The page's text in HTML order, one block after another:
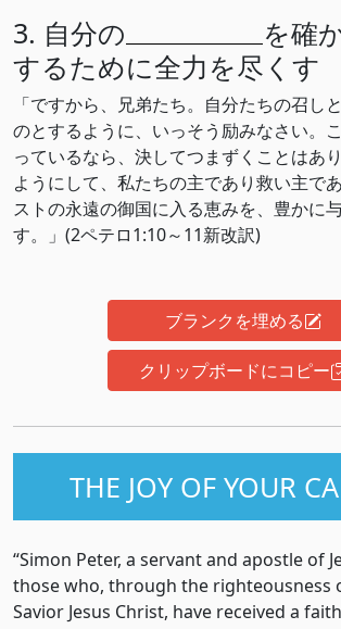
3. 自分の
を確
するために全力を尽くす
「ですから、兄弟たち。自分たちの召し
のとするように、いっそう励みなさい。
っているなら、決してつまずくことはあ
ようにして、私たちの主であり救い主で
ストの永遠の御国に入る恵みを、豊かに
す。」(2ペテロ1:10～11新改訳)
ブランクを埋める
クリップボードにコピー
THE JOY OF YOUR
“Simon Peter, a servant and apostle of
those who, through the righteousness
Savior Jesus Christ, have received a